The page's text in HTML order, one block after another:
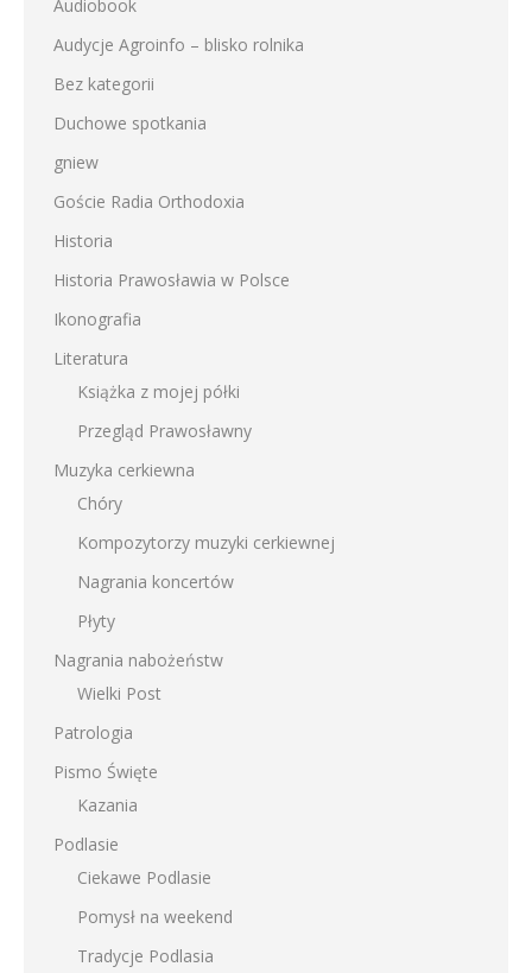
Audiobook
Audycje Agroinfo – blisko rolnika
Bez kategorii
Duchowe spotkania
gniew
Goście Radia Orthodoxia
Historia
Historia Prawosławia w Polsce
Ikonografia
Literatura
Książka z mojej półki
Przegląd Prawosławny
Muzyka cerkiewna
Chóry
Kompozytorzy muzyki cerkiewnej
Nagrania koncertów
Płyty
Nagrania nabożeństw
Wielki Post
Patrologia
Pismo Święte
Kazania
Podlasie
Ciekawe Podlasie
Pomysł na weekend
Tradycje Podlasia